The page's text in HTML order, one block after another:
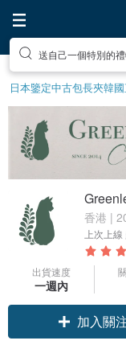
前往打造療癒的放鬆
日本鑒定中古包長夾韓
香港 |
上次上線
出貨速度
一週內
領優惠券